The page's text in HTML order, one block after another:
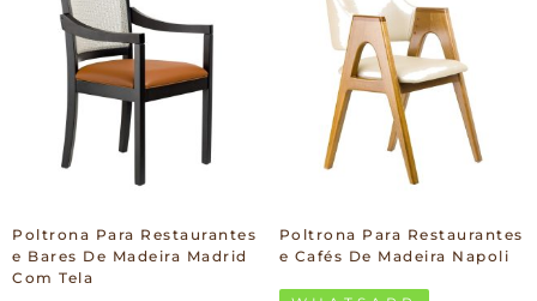
Poltrona Para Restaurantes
e Bares De Madeira Madrid
Com Tela
Poltrona Para Restaurantes
e Cafés De Madeira Napoli